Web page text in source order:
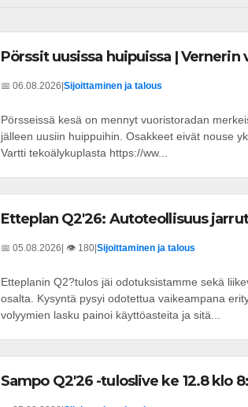
Pörssit uusissa huipuissa | Vernerin
📅 06.08.2026 Sijoittaminen ja talous
Pörsseissä kesä on mennyt vuoristoradan
jälleen uusiin huippuihin. Osakkeet eivät nouse
Vartti tekoälykuplasta https://ww...
Etteplan Q2'26: Autoteollisuus
📅 05.08.2026 | 👁️ 180 Sijoittaminen ja talous
Etteplanin Q2?tulos jäi odotuksistamme sekä
osalta. Kysyntä pysyi odotettua vaikeampana
volyymien lasku painoi käyttöasteita ja sitä...
Sampo Q2'26 -tuloslive ke 12.8 klo